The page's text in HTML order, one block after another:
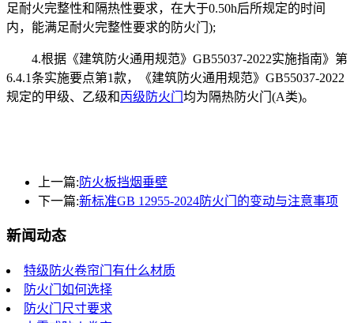
足耐火完整性和隔热性要求，在大于0.50h后所规定的时间
内，能满足耐火完整性要求的防火门);
4.根据《建筑防火通用规范》GB55037-2022实施指南》第
6.4.1条实施要点第1款，《建筑防火通用规范》GB55037-2022
规定的甲级、乙级和丙级防火门 均为隔热防火门(A类)。
上一篇: 防火板挡烟垂壁
下一篇:新标准GB 12955-2024防火门的变动与注意事项
新闻动态
特级防火卷帘门有什么材质
防火门如何选择
防火门尺寸要求